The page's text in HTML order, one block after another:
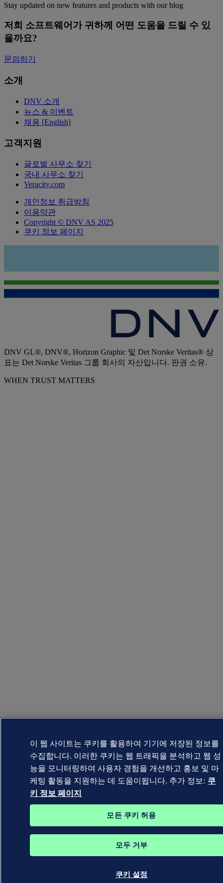
Stay updated on new features and products with our blog
저희 소프트웨어가 귀하께 어떤 도움을 드릴 수 있
을까요?
문의하기
소개
DNV 소개
뉴스 & 이벤트
채용 [English]
고객지원
글로벌 사무소 찾기
국내 사무소 찾기
Veracity.com
개인정보 취급방침
이용약관
Copyright © DNV AS 2025
쿠키 정보 페이지
DNV GL®, DNV®, Horizon Graphic 및 Det Norske Veritas® 상
표는 Det Norske Veritas 그룹 회사의 자산입니다. 판권 소유.
WHEN TRUST MATTERS
이 웹 사이트는 쿠키를 활용하여 기기에 저장된 정보를
수집합니다. 이러한 쿠키는 웹 트래픽을 분석하고 웹 성
능을 모니터링하여 사용자 경험을 개선하고 홍보 및 마
케팅 활동을 지원하는 데 도움이됩니다. 추가 정보: 쿠
키 정보 페이지
모든 쿠키 허용
모두 거부
쿠키 설정